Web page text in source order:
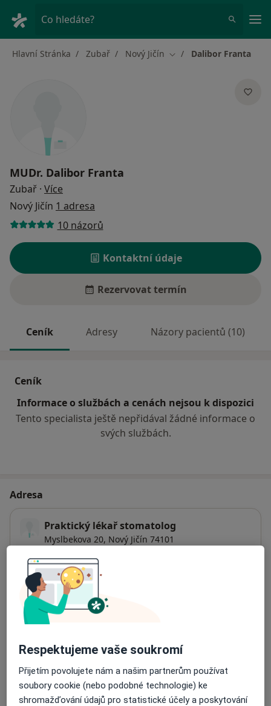
Co hledáte?
Hlavní Stránka Zubař Nový Jičín Změna města
Dalibor Franta
MUDr. Dalibor Franta
Zubař · Více
Nový Jičín 1 adresa
10 názorů
Kontaktní údaje
Rezervovat termín
Ceník Adresy Názory pacientů (10)
Ceník
Informace o službách a cenách nejsou k dispozici
Tento specialista ještě nepřidával žádné informace o
svých službách.
Adresa
Praktický lékař stomatolog
Myslbekova 20, Nový Jičín 74101
Dostupnost
Na této adrese online kalendář není aktivní
Způsoby platby (soukromé návštěvy)
Na teto adrese lékař přijímá pacienty na pojišťovnu
Detaily
Respektujeme vaše soukromí
Přijetím povolujete nám a našim partnerům používat
soubory cookie (nebo podobné technologie) ke
shromažďování údajů pro statistické účely a poskytování